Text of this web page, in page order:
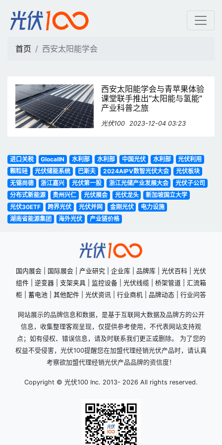
西安太阳能学会 | 光伏
首页 西安太阳能学会
西安太阳能学会与青苹果体验
课堂联手推出“太阳能与氢能”
产业科普之旅
光伏100 2023-12-04 03:23
进口关税 GlocalIN 水利部 水利部 中国光伏 水利部
光伏利用
颗粒硅
光伏储能系统 巴斯夫 2024AIPV数智光伏大会
光伏板块
无锡尚德
浙江嘉兴 光伏第一股 浙江光储产业发展大会
光伏子公司
分布式新能源
贵州兴仁 光伏展会 光伏龙头
新加坡国立大学
光伏30ETF
跨界光伏 光伏并网 金刚光伏
电力设施
湖南省能源集团
海外光伏 产业链价格
国内展会 国际展会 产业研究 企业库 品牌库 光伏百科
光伏
组件
逆变器 支架夹具 监控设备 光伏线缆 桥架管道
汇流箱
柜
蓄电池 其他配件 光伏资讯 行业商机 品牌动态 行业问答
网站展示的品牌信息和数据，是基于互联网大数据及品牌方的公开
信息，收集整理客观呈现，仅提供参考使用，不代表网站支持观
点；如有侵权、错误信息，请及时联系我们更正或删除。 为了您的
权益不受侵害，光伏100提醒您在加盟代理经销光伏产品时，请认真
考察欲加盟代理经销光伏产品品牌的资信度！
Copyright © 光伏100 Inc. 2013- 2026 All rights reserved.